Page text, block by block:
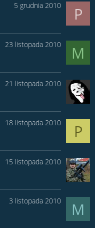
5 grudnia 2010
P
23 listopada 2010
M
21 listopada 2010
18 listopada 2010
P
15 listopada 2010
3 listopada 2010
M